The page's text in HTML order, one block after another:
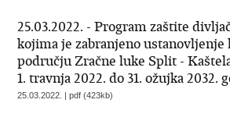
25.03.2022. - Program zaštite
kojima je zabranjeno ustanovljenje
području Zračne luke Split -
1. travnja 2022. do 31. ožujka 2032.
25.03.2022. | pdf (423kb)